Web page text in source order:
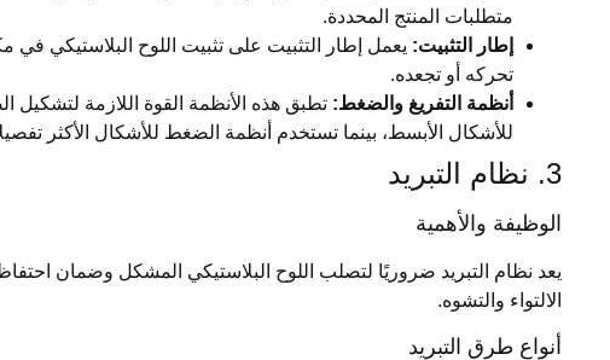
متطلبات المنتج المحددة.
إطار التثبيت: يعمل إطار التثبيت على تثبيت اللوح البلاستيكي
تحركه أو تجعده.
أنظمة التفريغ والضغط: تطبق هذه الأنظمة القوة اللازمة لتشكيل
للأشكال الأبسط، بينما تستخدم أنظمة الضغط للأشكال الأكثر
3. نظام التبريد
الوظيفة والأهمية
يعد نظام التبريد ضروريًا لتصلب اللوح البلاستيكي المشكل وضمان احتفاظ
الالتواء والتشوه.
أنواع طرق التبريد